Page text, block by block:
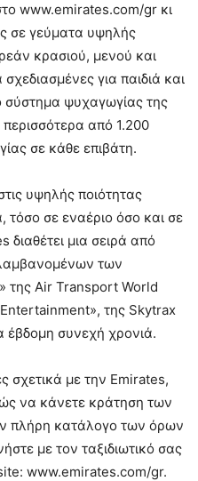
www.emirates.com/gr κι
σε γεύματα υψηλής
κρασιού, μενού και
για παιδιά και
σύστημα ψυχαγωγίας της
από 1.200
σε κάθε επιβάτη.
υψηλής ποιότητας
τόσο σε εναέριο όσο και σε
διαθέτει μια σειρά από
των
της Air Transport World
της Skytrax
έβδομη συνεχή χρονιά.
σχετικά με την Emirates,
να κάνετε κράτηση των
πλήρη κατάλογο των όρων
με τον ταξιδιωτικό σας
www.emirates.com/gr.